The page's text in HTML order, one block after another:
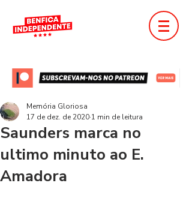
Saunders marca no
ultimo minuto ao E.
Amadora
Memória Gloriosa
17 de dez. de 2020 1 min de leitura